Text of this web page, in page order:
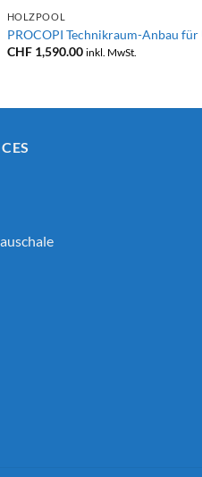
HOLZPOOL
PROCOPI Technikraum-Anbau für
CHF1,590.00 inkl. MwSt.